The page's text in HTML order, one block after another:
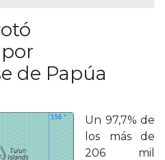
de Papúa
Un 97,7% de
los más de
206 mil